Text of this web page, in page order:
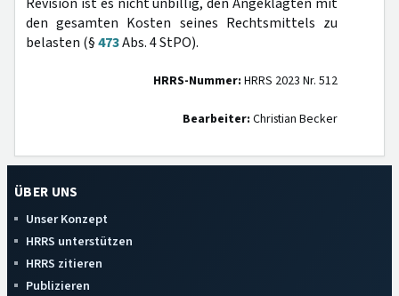
den gesamten Kosten seines Rechtsmittels zu
belasten (§473Abs. 4 StPO).
HRRS-Nummer: HRRS 2023 Nr. 512
Bearbeiter: Christian Becker
ÜBER UNS
Unser Konzept
HRRS unterstützen
HRRS zitieren
Publizieren